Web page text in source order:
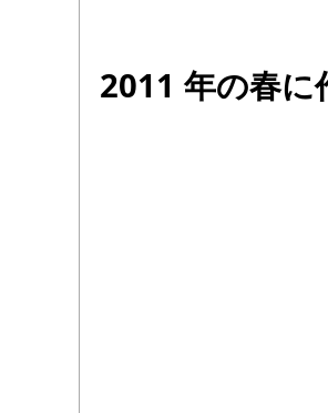
2011 年の春に